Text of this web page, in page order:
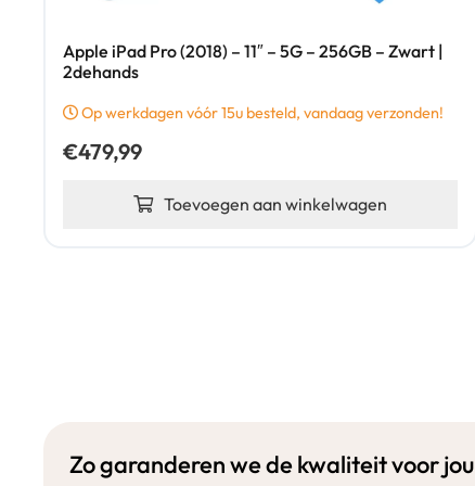
Apple iPad Pro (2018) – 11″ – 5G – 256GB – Zwart |
2dehands
Op werkdagen vóór 15u besteld, vandaag verzonden!
€479,99
Toevoegen aan winkelwagen
Zo garanderen we de kwaliteit voor jou